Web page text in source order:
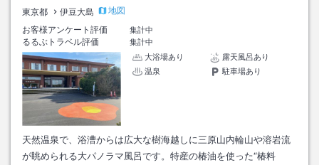
東京都 伊豆大島
地図
お客様アンケート評価
集計中
るるぶトラベル評価
集計中
大浴場あり
露天風呂あり
温泉
駐車場あり
天然温泉で、浴漕からは広大な樹海越しに三原山内輪山や溶岩流
が眺められる大パノラマ風呂です。特産の椿油を使った“椿料